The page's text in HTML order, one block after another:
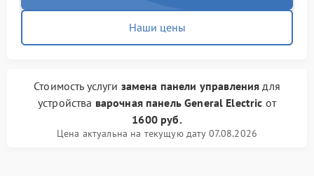
Наши цены
Стоимость услуги замена панели управления для
устройства варочная панель General Electric от
1600 руб.
Цена актуальна на текущую дату 07.08.2026